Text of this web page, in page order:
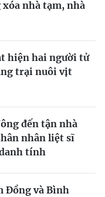
nhà tạm, nhà
hiện hai người tử
trại nuôi vịt
đến tận nhà
nhân liệt sĩ
tính
Đồng và Bình